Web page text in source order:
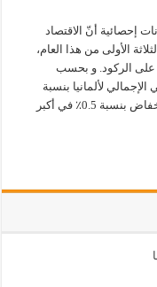
إحصائية أنّ الاقتصاد
الأولى من هذا العام،
على الركود. و بحسب
لألمانيا بنسبة
0.3٪ في الفترة من يناير إلى مارس. وهذا بعد انخفاض بنسبة 0.5٪ في أكبر